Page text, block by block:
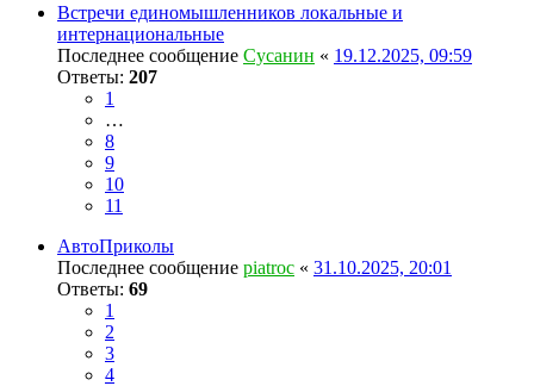
Встречи единомышленников локальные и
интернациональные
Последнее сообщение Сусанин « 19.12.2025, 09:59
Ответы: 207
1
…
8
9
10
11
АвтоПриколы
Последнее сообщение piatroc « 31.10.2025, 20:01
Ответы: 69
1
2
3
4